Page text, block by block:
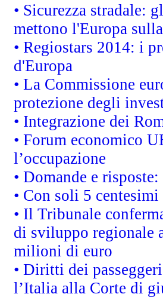
• Sicurezza stradale:
mettono l'Europa
• Regiostars 2014: i
d'Europa
• La Commissione
protezione degli
• Integrazione dei
• Forum economico
l’occupazione
• Domande e
• Con soli 5
• Il Tribunale
di sviluppo regionale
milioni di euro
• Diritti dei
l’Italia alla Corte di